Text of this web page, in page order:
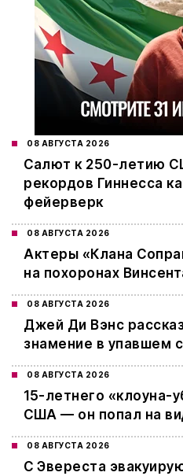
08 АВГУСТА 2026
Салют к 250-летию
рекордов Гиннесса
фейерверк
08 АВГУСТА 2026
Актеры «Клана
на похоронах
08 АВГУСТА 2026
Джей Ди Вэнс
знамение в упавшем
08 АВГУСТА 2026
15-летнего «клоуна-
США — он попал на
08 АВГУСТА 2026
С Эвереста